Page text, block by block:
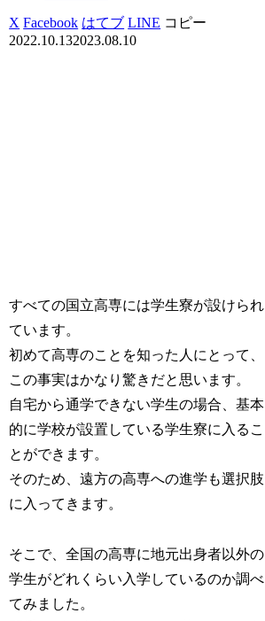
X Facebook はてブ LINE コピー
2022.10.132023.08.10
すべての国立高専には学生寮が設けられ
ています。
初めて高専のことを知った人にとって、
この事実はかなり驚きだと思います。
自宅から通学できない学生の場合、基本
的に学校が設置している学生寮に入るこ
とができます。
そのため、遠方の高専への進学も選択肢
に入ってきます。
そこで、全国の高専に地元出身者以外の
学生がどれくらい入学しているのか調べ
てみました。